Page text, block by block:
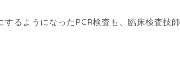
るようになったPCR検査も、臨床検査技師